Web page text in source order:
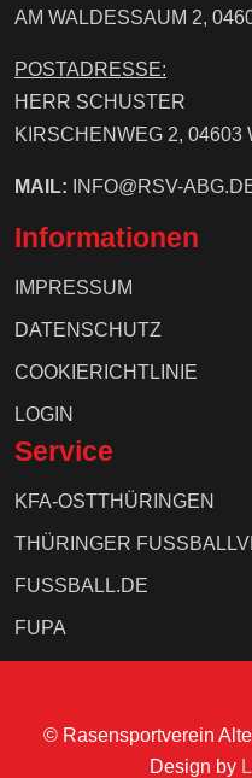
AM WALDESSAUM 2,
POSTADRESSE:
HERR SCHUSTER
KIRSCHENWEG 2, 04603
MAIL: INFO@RSV-
Informationen
IMPRESSUM
DATENSCHUTZ
COOKIERICHTLINIE
LOGIN
Service
KFA-OSTTHÜRINGEN
THÜRINGER
FUSSBALL.DE
FUPA
© Rasensportverein
Design by